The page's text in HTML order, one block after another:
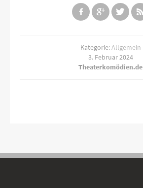
Kategorie:Allgemein
3. Februar 2024
Theaterkomödien.de